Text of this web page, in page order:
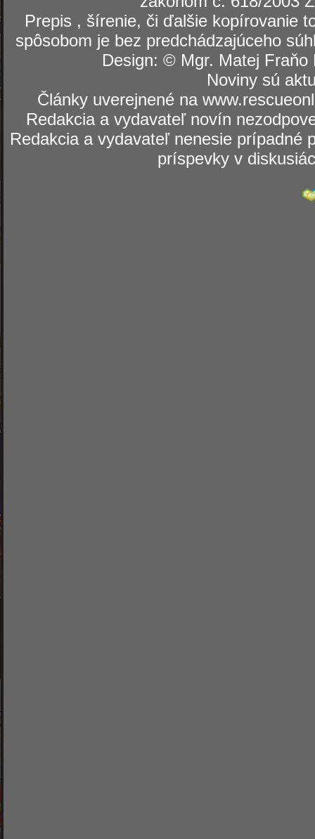
Prepis , šírenie, či ďalšie kopírovanie
spôsobom je bez predchádzajúceho
Design: © Mgr. Matej
Noviny sú
Články uverejnené na
Redakcia a vydavateľ novín
Redakcia a vydavateľ nenesie prípadné
príspevky v